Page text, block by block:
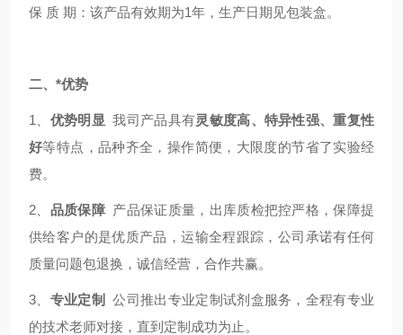
保 质 期：该产品有效期为1年，生产日期见包装盒。
二、*优势
1、 优势明显 我司产品具有灵敏度高、特异性强、重复性
好等特点，品种齐全，操作简便，大限度的节省了实验经
费。
2、 品质保障产品保证质量，出库质检把控严格，保障提
供给客户的是优质产品，运输全程跟踪，公司承诺有任何
质量问题包退换，诚信经营，合作共赢。
3、 专业定制
公司推出专业定制试剂盒服务，全程有专业
的技术老师对接，直到定制成功为止。